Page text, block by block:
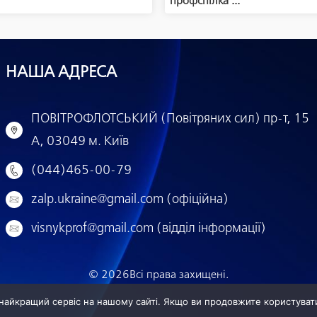
НАША АДРЕСА
ПОВІТРОФЛОТСЬКИЙ (Повітряних сил) пр-т, 15
А, 03049 м. Київ
(044)465-00-79
zalp.ukraine@gmail.com (офіційна)
visnykprof@gmail.com (відділ інформації)
© 2026 Всі права захищені.
сервіс на нашому сайті. Якщо ви продовжите